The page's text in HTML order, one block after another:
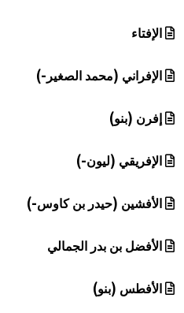
الإفتاء
الإفراني (محمد الصغير-)
إفرن (بنو)
الإفريقي (ليون-)
الأفشين (حيدر بن كاوس-)
الأفضل بن بدر الجمالي
الأفطس (بنو)